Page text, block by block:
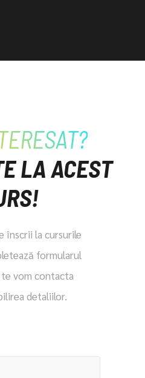
LA ACEST
înscrii la cursurile
formularul
te vom contacta
detaliilor.